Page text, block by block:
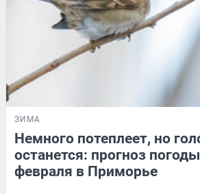
ЗИМА
Немного потеплеет, но
останется: прогноз
февраля в Приморье